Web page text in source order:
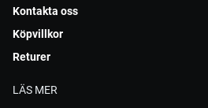
Kontakta oss
Köpvillkor
Returer
LÄS MER